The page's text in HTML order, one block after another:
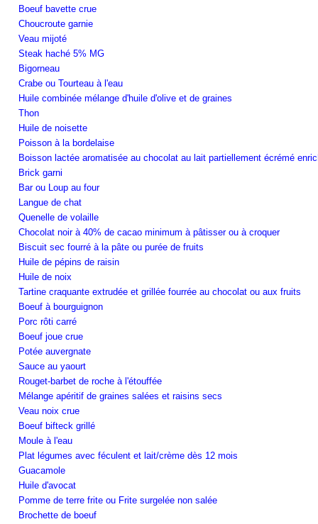
Boeuf bavette crue
Choucroute garnie
Veau mijoté
Steak haché 5% MG
Bigorneau
Crabe ou Tourteau à l'eau
Huile combinée mélange d'huile d'olive et de graines
Thon
Huile de noisette
Poisson à la bordelaise
Boisson lactée aromatisée au chocolat au lait partiellement écrémé
Brick garni
Bar ou Loup au four
Langue de chat
Quenelle de volaille
Chocolat noir à 40% de cacao minimum à pâtisser ou à croquer
Biscuit sec fourré à la pâte ou purée de fruits
Huile de pépins de raisin
Huile de noix
Tartine craquante extrudée et grillée fourrée au chocolat ou aux fruits
Boeuf à bourguignon
Porc rôti carré
Boeuf joue crue
Potée auvergnate
Sauce au yaourt
Rouget-barbet de roche à l'étouffée
Mélange apéritif de graines salées et raisins secs
Veau noix crue
Boeuf bifteck grillé
Moule à l'eau
Plat légumes avec féculent et lait/crème dès 12 mois
Guacamole
Huile d'avocat
Pomme de terre frite ou Frite surgelée non salée
Brochette de boeuf